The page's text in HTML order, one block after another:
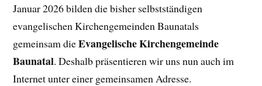
Januar 2026 bilden die bisher selbstständigen
evangelischen Kirchengemeinden Baunatals
gemeinsam dieEvangelische Kirchengemeinde
Baunatal. Deshalb präsentieren wir uns nun auch im
Internet unter einer gemeinsamen Adresse.